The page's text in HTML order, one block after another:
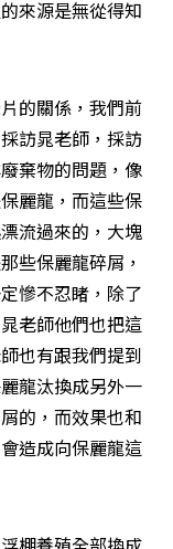
來源是無從得知
的關係，我們前
訪晁老師，採訪
棄物的問題，像
麗龍，而這些保
流過來的，大塊
些保麗龍碎屑，
慘不忍睹，除了
老師他們也把這
也有跟我們提到
龍汰換成另外一
的，而效果也和
造成向保麗龍這